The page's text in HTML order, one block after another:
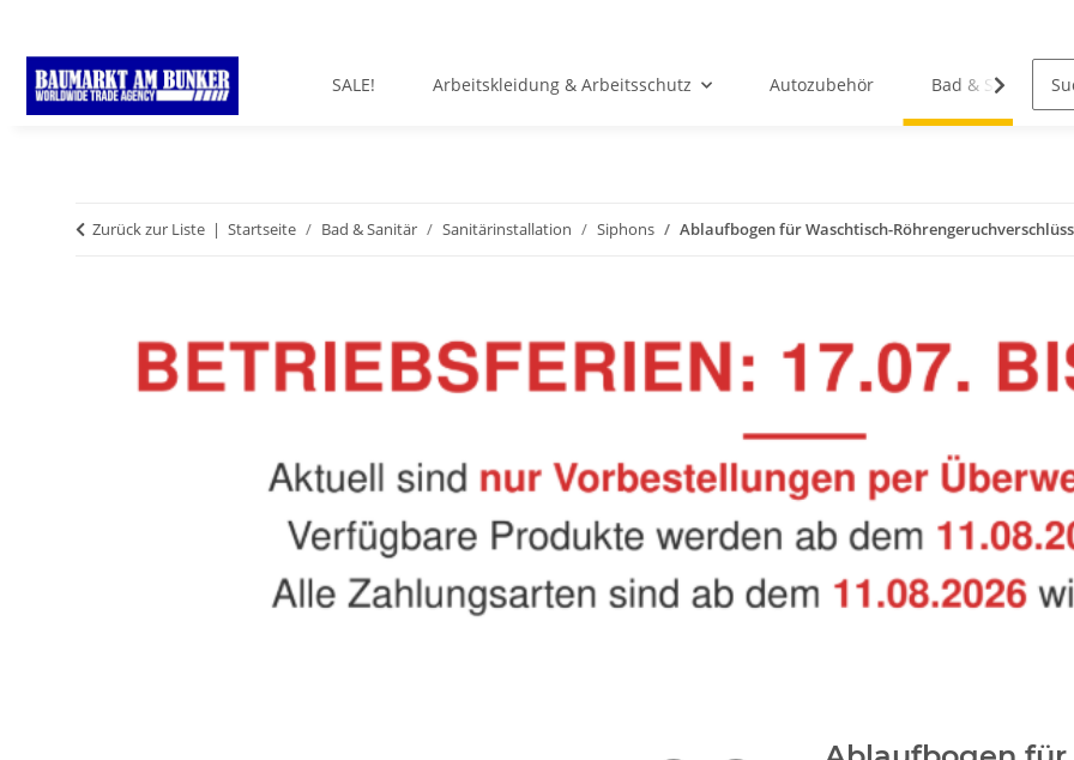
SALE! Arbeitskleidung & Arbeitsschutz Autozubehör Bad & Sanitär
Zurück zur Liste Startseite Bad & Sanitär Sanitärinstallation Siphons Ablaufbogen für Waschtisch-